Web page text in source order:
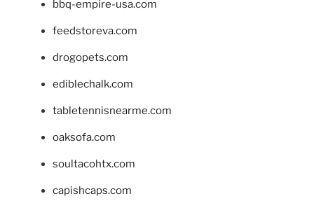
bbq-empire-usa.com
feedstoreva.com
drogopets.com
ediblechalk.com
tabletennisnearme.com
oaksofa.com
soultacohtx.com
capishcaps.com